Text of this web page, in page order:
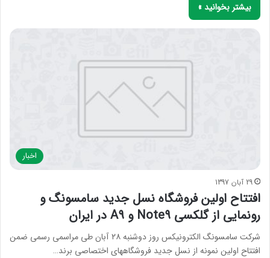
بیشتر بخوانید »
اخبار
29 آبان 1397
افتتاح اولین فروشگاه نسل جدید سامسونگ و
رونمایی از گلکسی Note9 و A9 در ایران
شرکت سامسونگ الکترونیکس روز دوشنبه ۲۸ آبان طی مراسمی رسمی ضمن
افتتاح اولین نمونه از نسل جدید فروشگاه‎های اختصاصی برند…